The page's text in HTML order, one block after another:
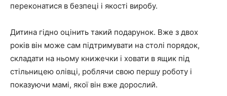
переконатися в безпеці і якості виробу.
Дитина гідно оцінить такий подарунок. Вже з двох
років він може сам підтримувати на столі порядок,
складати на ньому книжечки і ховати в ящик під
стільницею олівці, роблячи свою першу роботу і
показуючи мамі, якої він вже дорослий.